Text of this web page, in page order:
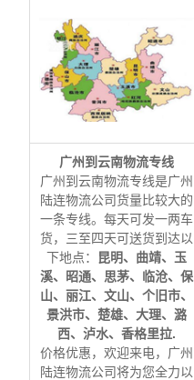
广州到云南物流专线
广州到云南物流专线是广州
陆连物流公司货量比较大的
一条专线。每天可发一两车
货，三至四天可送货到达以
下地点： 昆明、曲靖、玉
溪、昭通、思茅、临沧、保
山、丽江、文山、个旧市、
景洪市、楚雄、大理、潞
西、泸水、香格里拉.
价格优惠，欢迎来电，广州
陆连物流公司将为您全力以